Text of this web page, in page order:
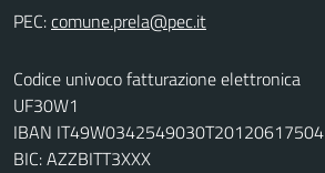
PEC:
Codice univoco fatturazione elettronica
UF30W1
IBAN IT49W0342549030T20120617504
BIC: AZZBITT3XXX